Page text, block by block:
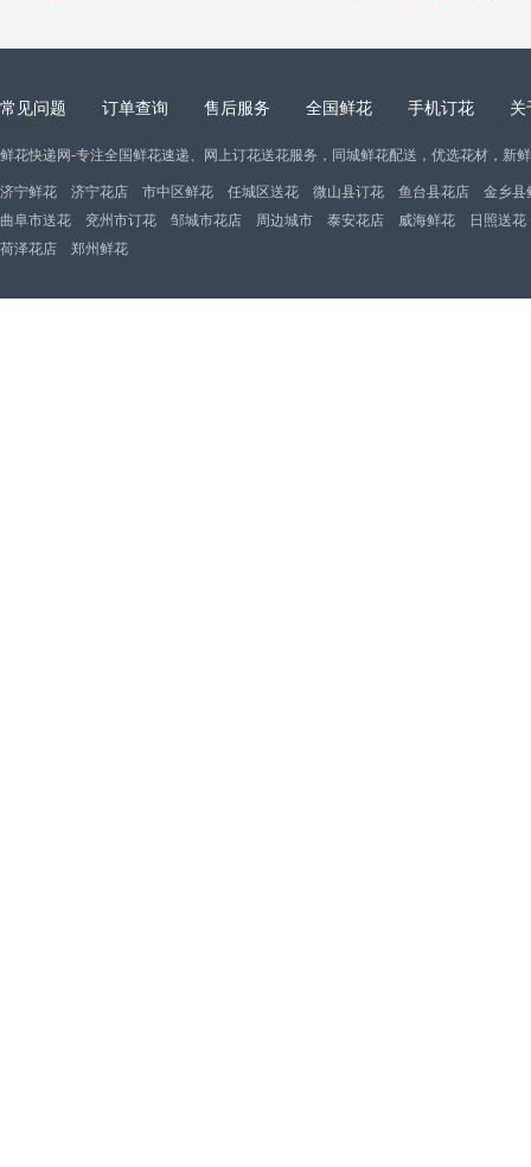
常见问题 订单查询 售后服务 全国鲜花 手机订花 关
鲜花快递网-专注全国鲜花速递、网上订花送花服务，同城鲜花配送，优选花材，新
济宁鲜花 济宁花店 市中区鲜花 任城区送花 微山县订花 鱼台县花店
金乡县
曲阜市送花
兖州市订花 邹城市花店 周边城市 泰安花店 威海鲜花
日照送花
荷泽花店
郑州鲜花